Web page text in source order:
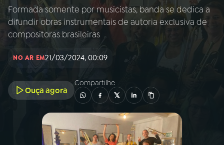
Início AO VIVO
PROGRAMAS
Formada somente por musicistas, banda se dedica a
difundir obras instrumentais de autoria exclusiva de
compositoras brasileiras
NO AR EM21/03/2024, 00:09
Ouça agora
Compartilhe